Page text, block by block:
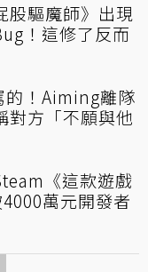
股驅魔師》出現
！這修了反而
的！Aiming離隊
對方「不願與他
《這款遊戲
萬元開發者